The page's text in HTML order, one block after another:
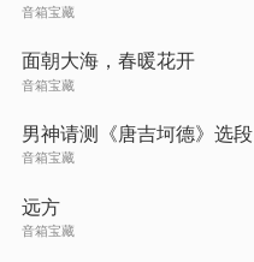
音箱宝藏
面朝大海，春暖花开
音箱宝藏
男神请测《唐吉坷德》选段
音箱宝藏
远方
音箱宝藏